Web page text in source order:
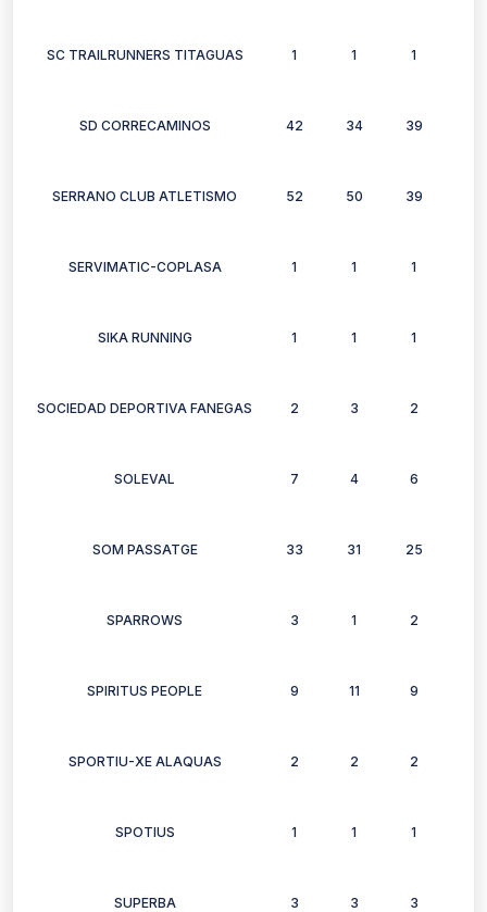
SC TRAILRUNNERS TITAGUAS 1 1 1
SD CORRECAMINOS 42 34 39
SERRANO CLUB ATLETISMO 52 50 39
SERVIMATIC-COPLASA 1 1 1
SIKA RUNNING 1 1 1
SOCIEDAD DEPORTIVA FANEGAS 2 3 2
SOLEVAL 7 4 6
SOM PASSATGE 33 31 25
SPARROWS 3 1 2
SPIRITUS PEOPLE 9 11 9
SPORTIU-XE ALAQUAS 2 2 2
SPOTIUS 1 1 1
SUPERBA 3 3 3